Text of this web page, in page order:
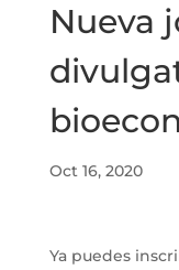
Nueva
Oct 16, 2020
Ya puedes